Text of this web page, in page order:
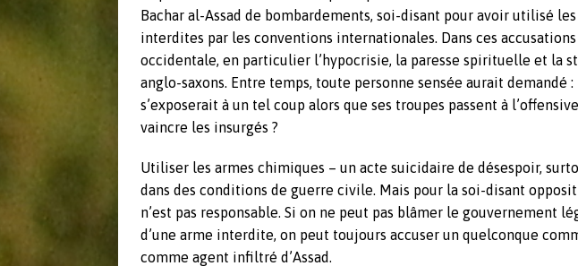
Bachar al-Assad de bombardements, soi-disant pour avoir utilisé
interdites par les conventions internationales. Dans ces
occidentale, en particulier l’hypocrisie, la paresse spirituelle et la
anglo-saxons. Entre temps, toute personne sensée aurait demandé :
s’exposerait à un tel coup alors que ses troupes passent à
vaincre les insurgés ?
Utiliser les armes chimiques – un acte suicidaire de désespoir,
dans des conditions de guerre civile. Mais pour la soi-disant
n’est pas responsable. Si on ne peut pas blâmer le gouvernement
d’une arme interdite, on peut toujours accuser un quelconque
comme agent infiltré d’Assad.